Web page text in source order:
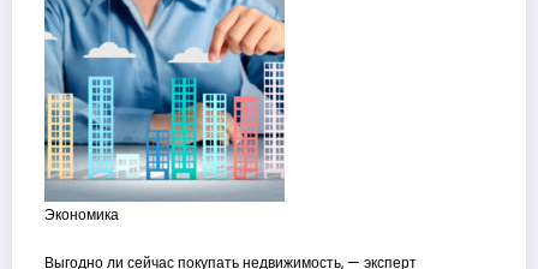
Экономика
Выгодно ли сейчас покупать недвижимость, — эксперт